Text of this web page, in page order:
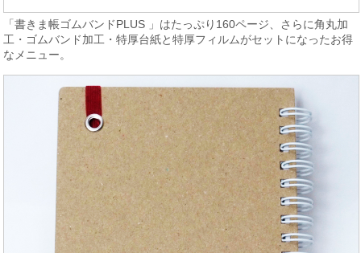
「書きま帳ゴムバンドPLUS 」はたっぷり160ページ、さらに角丸加
工・ゴムバンド加工・特厚台紙と特厚フィルムがセットになったお得
なメニュー。